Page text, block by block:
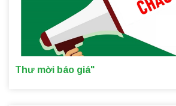
Thư mời báo giá"